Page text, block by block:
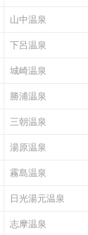
山中温泉
下呂温泉
城崎温泉
勝浦温泉
三朝温泉
湯原温泉
霧島温泉
日光湯元温泉
志摩温泉